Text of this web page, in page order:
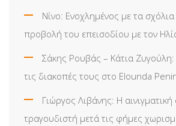
Νίνο: Ενοχλημένος με τα
προβολή του επεισοδίου με τον
Σάκης Ρουβάς – Κάτια
τις διακοπές τους στο Elounda
Γιώργος Λιβάνης: Η
τραγουδιστή μετά τις φήμες